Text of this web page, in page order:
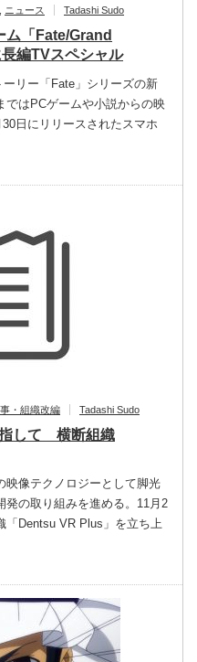
ニュース Tadashi Sudo
ム「Fate/Grand
編TVスペシャル
リー「Fate」シリーズの新
ではPCゲームや小説からの映
日にリリースされたスマホ
事・組織改編 Tadashi Sudo
して 横断組織
映像テクノロジーとして脚光
発の取り組みを進める。11月2
「Dentsu VR Plus」を立ち上